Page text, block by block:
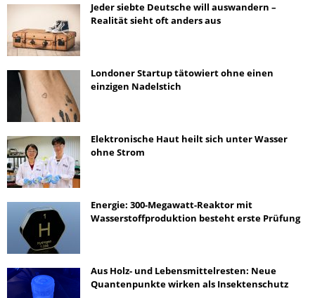
Jeder siebte Deutsche will auswandern –
Realität sieht oft anders aus
Londoner Startup tätowiert ohne einen
einzigen Nadelstich
Elektronische Haut heilt sich unter Wasser
ohne Strom
Energie: 300-Megawatt-Reaktor mit
Wasserstoffproduktion besteht erste Prüfung
Aus Holz- und Lebensmittelresten: Neue
Quantenpunkte wirken als Insektenschutz